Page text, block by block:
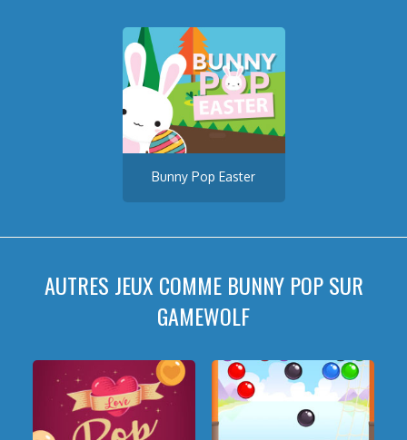
Bunny Pop Easter
AUTRES JEUX COMME BUNNY POP SUR
GAMEWOLF